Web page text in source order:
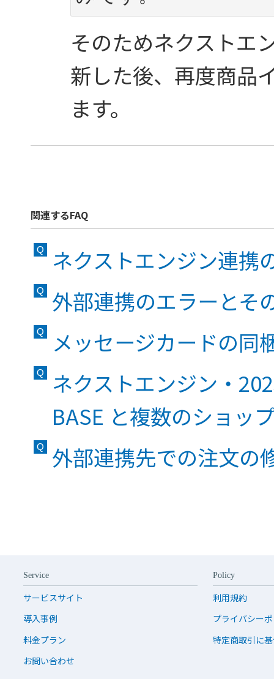
そのためネクストエ
新した後、再度商品
ます。
関連するFAQ
ネクストエンジン連携
外部連携のエラーとそ
メッセージカードの同
ネクストエンジン・
BASE と複数のショッ
外部連携先での注文の
Service
サービスサイト
導入事例
料金プラン
お問い合わせ
Policy
利用規約
プライバシー
特定商取引に